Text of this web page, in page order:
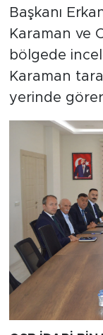
Başkanı
Karaman ve
bölgede
Karaman
yerinde